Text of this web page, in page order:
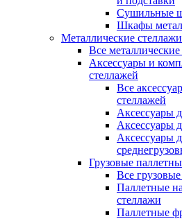
Сушильные
Шкафы
Металлические стеллажи
Все
Аксессуары и
стеллажей
Все
стеллажей
Аксессуары
Аксессуары
Аксессуары
Грузовые
Все
Паллетные
стеллажи
Паллетные